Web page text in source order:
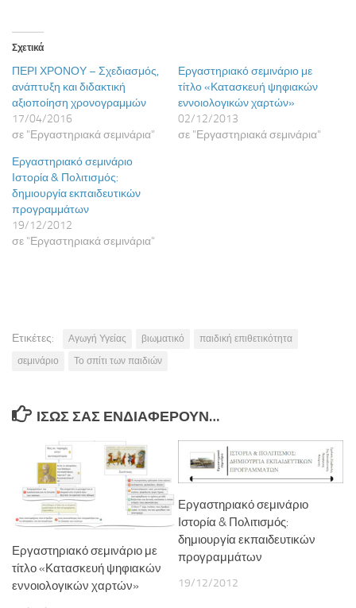
Σχετικά
ΠΕΡΙ ΧΡΟΝΟΥ – Σχεδιασμός,
ανάπτυξη και διδακτική
αξιοποίηση χρονογραμμών
17/04/2016
σε "Εργαστηριακά σεμινάρια"
Εργαστηριακό σεμινάριο με
τίτλο «Κατασκευή ψηφιακών
εννοιολογικών χαρτών»
02/12/2013
σε "Εργαστηριακά σεμινάρια"
Εργαστηριακό σεμινάριο
Ιστορία & Πολιτισμός:
δημιουργία εκπαιδευτικών
προγραμμάτων
19/12/2012
σε "Εργαστηριακά σεμινάρια"
Ετικέτες: Αγωγή Υγείας βιωματικό
παιδική επιθετικότητα
σεμινάριο
Το σπίτι των παιδιών
ΊΣΩΣ ΣΑΣ ΕΝΔΙΑΦΈΡΟΥΝ…
Εργαστηριακό σεμινάριο με
τίτλο «Κατασκευή ψηφιακών
εννοιολογικών χαρτών»
Εργαστηριακό σεμινάριο
Ιστορία & Πολιτισμός:
δημιουργία εκπαιδευτικών
προγραμμάτων
19/12/2012